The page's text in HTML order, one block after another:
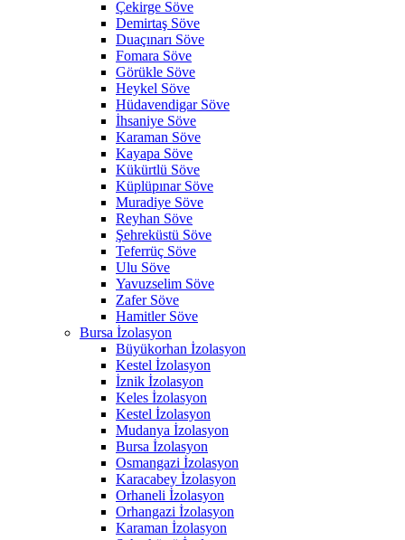
Çekirge Söve
Demirtaş Söve
Duaçınarı Söve
Fomara Söve
Görükle Söve
Heykel Söve
Hüdavendigar Söve
İhsaniye Söve
Karaman Söve
Kayapa Söve
Kükürtlü Söve
Küplüpınar Söve
Muradiye Söve
Reyhan Söve
Şehreküstü Söve
Teferrüç Söve
Ulu Söve
Yavuzselim Söve
Zafer Söve
Hamitler Söve
Bursa İzolasyon
Büyükorhan İzolasyon
Kestel İzolasyon
İznik İzolasyon
Keles İzolasyon
Kestel İzolasyon
Mudanya İzolasyon
Bursa İzolasyon
Osmangazi İzolasyon
Karacabey İzolasyon
Orhaneli İzolasyon
Orhangazi İzolasyon
Karaman İzolasyon